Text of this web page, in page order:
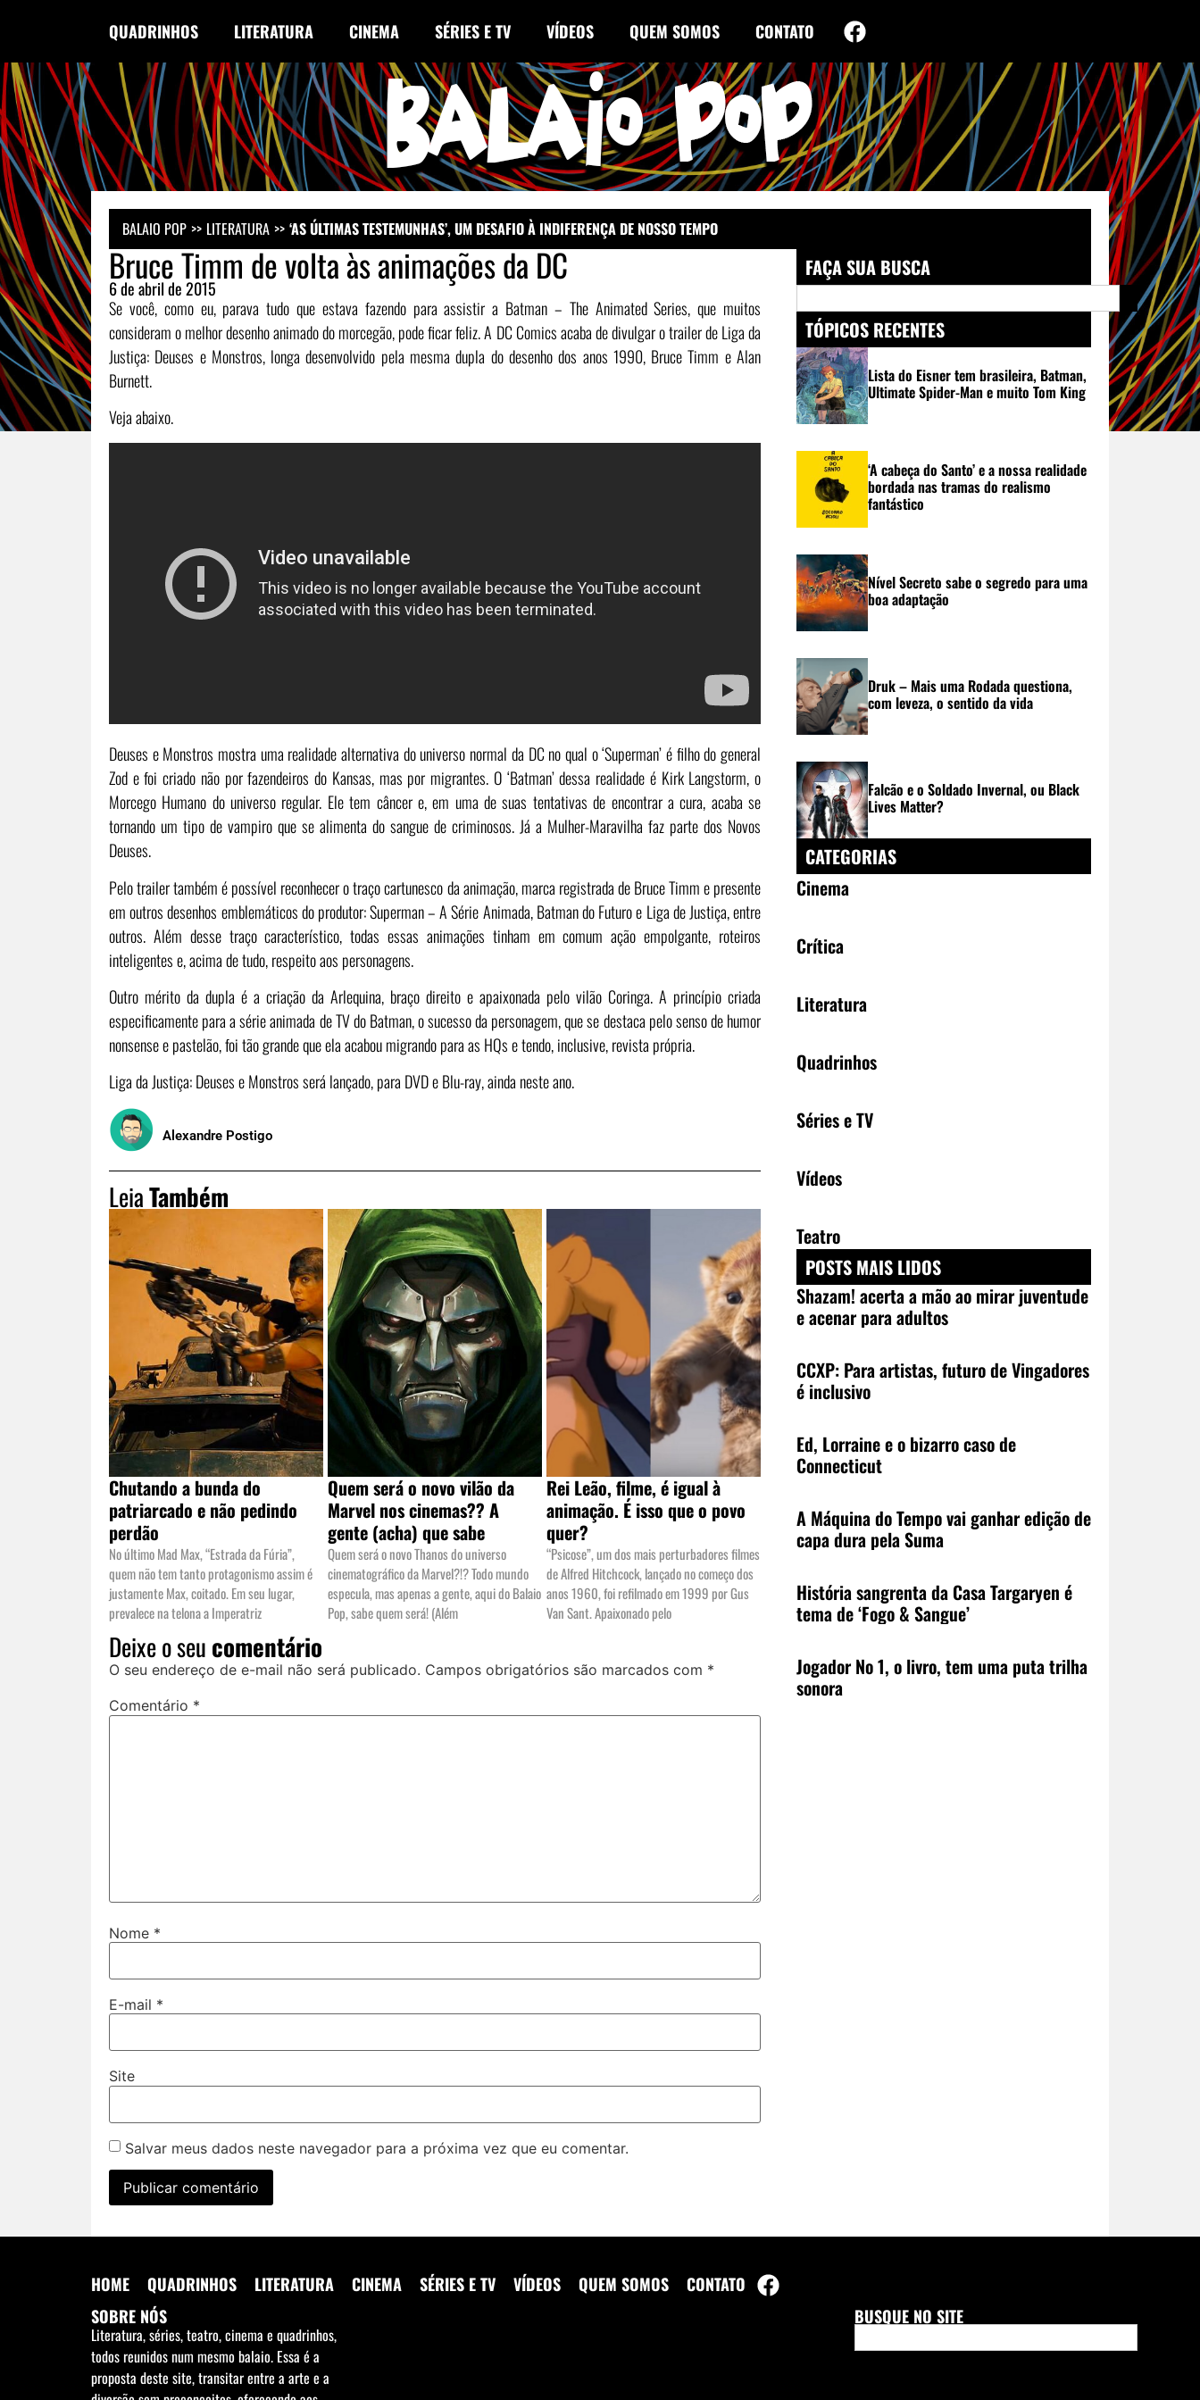
QUADRINHOS LITERATURA CINEMA SÉRIES E TV VÍDEOS QUEM SOMOS CONTATO
BALAIO POP LITERATURA ‘AS ÚLTIMAS TESTEMUNHAS’, UM DESAFIO À INDIFERENÇA DE NOSSO TEMPO
Bruce Timm de volta às animações da DC
6 de abril de 2015
Se você, como eu, parava tudo que estava fazendo para assistir a Batman – The Animated Series, que muitos
consideram o melhor desenho animado do morcegão, pode ficar feliz. A DC Comics acaba de divulgar o trailer de Liga da
Justiça: Deuses e Monstros, longa desenvolvido pela mesma dupla do desenho dos anos 1990, Bruce Timm e Alan
Burnett.
Veja abaixo.
Deuses e Monstros mostra uma realidade alternativa do universo normal da DC no qual o ‘Superman’ é filho do general
Zod e foi criado não por fazendeiros do Kansas, mas por migrantes. O ‘Batman’ dessa realidade é Kirk Langstorm, o
Morcego Humano do universo regular. Ele tem câncer e, em uma de suas tentativas de encontrar a cura, acaba se
tornando um tipo de vampiro que se alimenta do sangue de criminosos. Já a Mulher-Maravilha faz parte dos Novos
Deuses.
Pelo trailer também é possível reconhecer o traço cartunesco da animação, marca registrada de Bruce Timm e presente
em outros desenhos emblemáticos do produtor: Superman – A Série Animada, Batman do Futuro e Liga de Justiça, entre
outros. Além desse traço característico, todas essas animações tinham em comum ação empolgante, roteiros
inteligentes e, acima de tudo, respeito aos personagens.
Outro mérito da dupla é a criação da Arlequina, braço direito e apaixonada pelo vilão Coringa. A princípio criada
especificamente para a série animada de TV do Batman, o sucesso da personagem, que se destaca pelo senso de humor
nonsense e pastelão, foi tão grande que ela acabou migrando para as HQs e tendo, inclusive, revista própria.
Liga da Justiça: Deuses e Monstros será lançado, para DVD e Blu-ray, ainda neste ano.
Alexandre Postigo
LeiaTambém
Chutando a bunda do
patriarcado e não pedindo
perdão
No último Mad Max, “Estrada da Fúria”,
quem não tem tanto protagonismo assim é
justamente Max, coitado. Em seu lugar,
prevalece na telona a Imperatriz
Quem será o novo vilão da
Marvel nos cinemas?? A
gente (acha) que sabe
Quem será o novo Thanos do universo
cinematográfico da Marvel?!? Todo mundo
especula, mas apenas a gente, aqui do Balaio
Pop, sabe quem será! (Além
Rei Leão, filme, é igual à
animação. É isso que o povo
quer?
“Psicose”, um dos mais perturbadores filmes
de Alfred Hitchcock, lançado no começo dos
anos 1960, foi refilmado em 1999 por Gus
Van Sant. Apaixonado pelo
Deixe o seu comentário
O seu endereço de e-mail não será publicado. Campos obrigatórios são marcados com *
Comentário *
Nome *
E-mail *
Site
Salvar meus dados neste navegador para a próxima vez que eu comentar.
FAÇA SUA BUSCA
TÓPICOS RECENTES
Lista do Eisner tem brasileira, Batman,
Ultimate Spider-Man e muito Tom King
‘A cabeça do Santo’ e a nossa realidade
bordada nas tramas do realismo
fantástico
Nível Secreto sabe o segredo para uma
boa adaptação
Druk – Mais uma Rodada questiona,
com leveza, o sentido da vida
Falcão e o Soldado Invernal, ou Black
Lives Matter?
CATEGORIAS
Cinema
Crítica
Literatura
Quadrinhos
Séries e TV
Vídeos
Teatro
POSTS MAIS LIDOS
Shazam! acerta a mão ao mirar juventude
e acenar para adultos
CCXP: Para artistas, futuro de Vingadores
é inclusivo
Ed, Lorraine e o bizarro caso de
Connecticut
A Máquina do Tempo vai ganhar edição de
capa dura pela Suma
História sangrenta da Casa Targaryen é
tema de ‘Fogo & Sangue’
Jogador No 1, o livro, tem uma puta trilha
sonora
HOME QUADRINHOS LITERATURA CINEMA SÉRIES E TV VÍDEOS QUEM SOMOS
CONTATO
SOBRE NÓS
Literatura, séries, teatro, cinema e quadrinhos,
todos reunidos num mesmo balaio. Essa é a
proposta deste site, transitar entre a arte e a
BUSQUE NO SITE